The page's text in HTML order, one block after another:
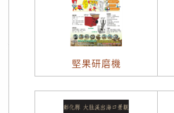
堅果研磨機